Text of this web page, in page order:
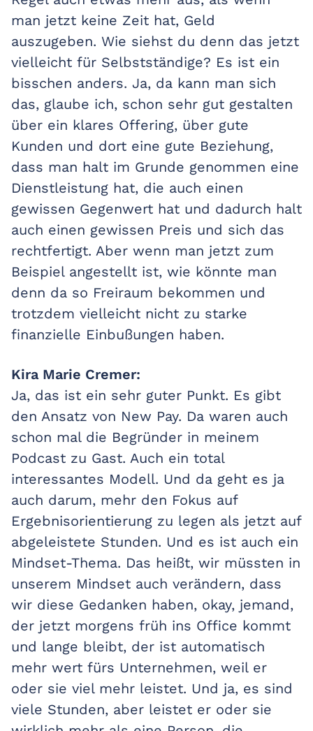
man jetzt keine Zeit hat, Geld
auszugeben. Wie siehst du denn das jetzt
vielleicht für Selbstständige? Es ist ein
bisschen anders. Ja, da kann man sich
das, glaube ich, schon sehr gut gestalten
über ein klares Offering, über gute
Kunden und dort eine gute Beziehung,
dass man halt im Grunde genommen eine
Dienstleistung hat, die auch einen
gewissen Gegenwert hat und dadurch halt
auch einen gewissen Preis und sich das
rechtfertigt. Aber wenn man jetzt zum
Beispiel angestellt ist, wie könnte man
denn da so Freiraum bekommen und
trotzdem vielleicht nicht zu starke
finanzielle Einbußungen haben.
Kira Marie Cremer:
Ja, das ist ein sehr guter Punkt. Es gibt
den Ansatz von New Pay. Da waren auch
schon mal die Begründer in meinem
Podcast zu Gast. Auch ein total
interessantes Modell. Und da geht es ja
auch darum, mehr den Fokus auf
Ergebnisorientierung zu legen als jetzt auf
abgeleistete Stunden. Und es ist auch ein
Mindset-Thema. Das heißt, wir müssten in
unserem Mindset auch verändern, dass
wir diese Gedanken haben, okay, jemand,
der jetzt morgens früh ins Office kommt
und lange bleibt, der ist automatisch
mehr wert fürs Unternehmen, weil er
oder sie viel mehr leistet. Und ja, es sind
viele Stunden, aber leistet er oder sie